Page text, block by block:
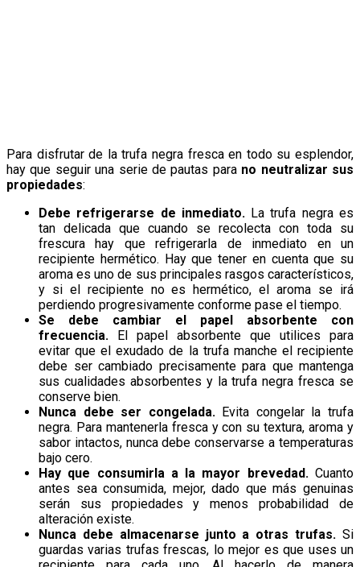
Para disfrutar de la trufa negra fresca en todo su esplendor,
hay que seguir una serie de pautas para no neutralizar sus
propiedades:
Debe refrigerarse de inmediato. La trufa negra es
tan delicada que cuando se recolecta con toda su
frescura hay que refrigerarla de inmediato en un
recipiente hermético. Hay que tener en cuenta que su
aroma es uno de sus principales rasgos característicos,
y si el recipiente no es hermético, el aroma se irá
perdiendo progresivamente conforme pase el tiempo.
Se debe cambiar el papel absorbente con
frecuencia. El papel absorbente que utilices para
evitar que el exudado de la trufa manche el recipiente
debe ser cambiado precisamente para que mantenga
sus cualidades absorbentes y la trufa negra fresca se
conserve bien.
Nunca debe ser congelada. Evita congelar la trufa
negra. Para mantenerla fresca y con su textura, aroma y
sabor intactos, nunca debe conservarse a temperaturas
bajo cero.
Hay que consumirla a la mayor brevedad. Cuanto
antes sea consumida, mejor, dado que más genuinas
serán sus propiedades y menos probabilidad de
alteración existe.
Nunca debe almacenarse junto a otras trufas. Si
guardas varias trufas frescas, lo mejor es que uses un